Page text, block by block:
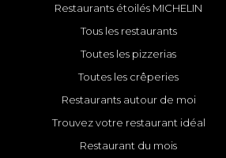
Restaurants étoilés MICHELIN
Tous les restaurants
Toutes les pizzerias
Toutes les crêperies
Restaurants autour de moi
Trouvez votre restaurant idéal
Restaurant du mois